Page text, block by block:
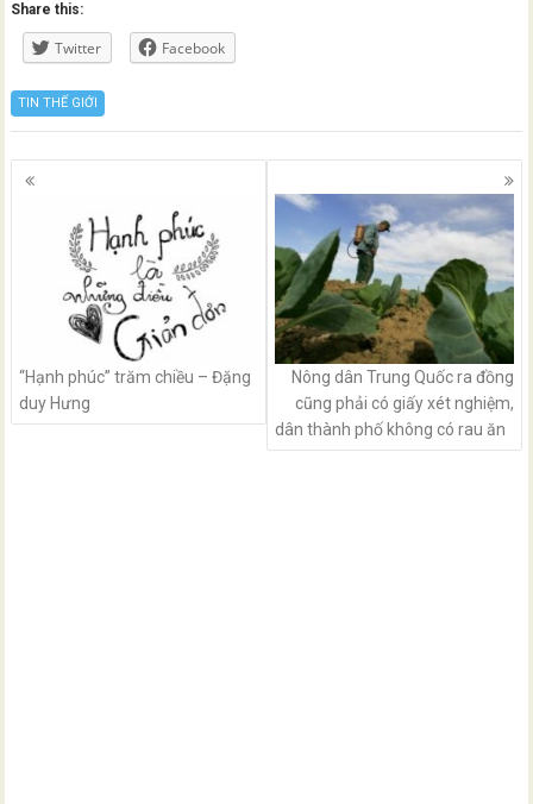
Share this:
Twitter Facebook
TIN THẾ GIỚI
Posts
“Hạnh phúc” trăm chiều – Đặng
duy Hưng
Nông dân Trung Quốc ra đồng
cũng phải có giấy xét nghiệm,
dân thành phố không có rau ăn